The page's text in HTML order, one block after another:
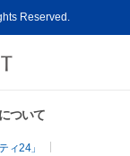
Reserved.
ついて
ィ24」